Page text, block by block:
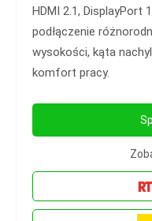
HDMI 2.1, DisplayPort
podłączenie
wysokości, kąta
komfort pracy.